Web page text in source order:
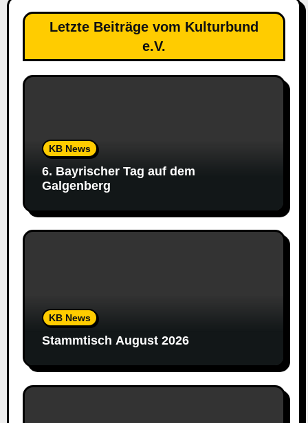
Letzte Beiträge vom Kulturbund
e.V.
KB News
6. Bayrischer Tag auf dem
Galgenberg
KB News
Stammtisch August 2026